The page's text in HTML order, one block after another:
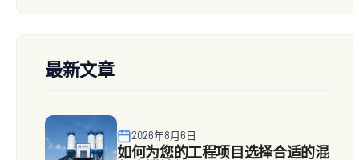
最新文章
2026年8月6日
如何为您的工程项目选择合适的混